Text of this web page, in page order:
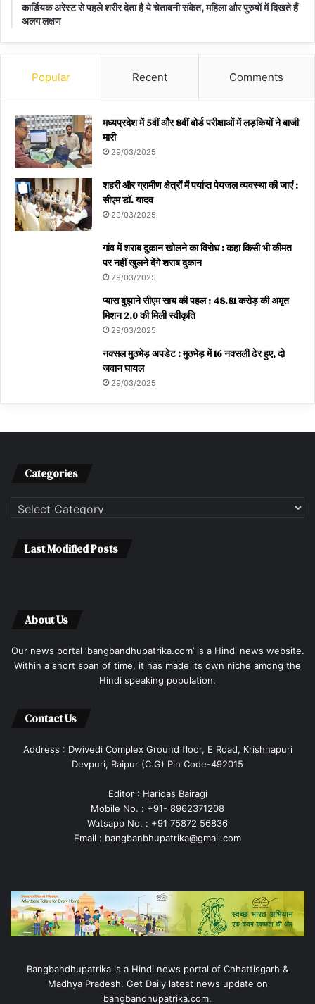
कार्डियक अरेस्ट से पहले शरीर देता है ये चेतावनी संकेत, महिला और पुरुषों में दिखते हैं
अलग लक्षण
Popular Recent Comments
मध्यप्रदेश में 5वीं और 8वीं बोर्ड परीक्षाओं में लड़कियों ने बाजी
मारी
29/03/2025
शहरी और ग्रामीण क्षेत्रों में पर्याप्त पेयजल व्यवस्था की जाएं :
सीएम डॉ. यादव
29/03/2025
गांव में शराब दुकान खोलने का विरोध : कहा किसी भी कीमत
पर नहीं खुलने देंगे शराब दुकान
29/03/2025
प्यास बुझाने सीएम साय की पहल : 48.81 करोड़ की अमृत
मिशन 2.0 की मिली स्वीकृति
29/03/2025
नक्सल मुठभेड़ अपडेट : मुठभेड़ में 16 नक्सली ढेर हुए, दो
जवान घायल
29/03/2025
Categories
Categories
Last Modified Posts
About Us
Our news portal ‘bangbandhupatrika.com’ is a Hindi news website.
Within a short span of time, it has made its own niche among the
Hindi speaking population.
Contact Us
Address : Dwivedi Complex Ground floor, E Road, Krishnapuri
Devpuri, Raipur (C.G) Pin Code-492015
Editor : Haridas Bairagi
Mobile No. : +91- 8962371208
Watsapp No. : +91 75872 56836
Email : bangbanbhupatrika@gmail.com
Bangbandhupatrika is a Hindi news portal of Chhattisgarh &
Madhya Pradesh. Get Daily latest news update on
bangbandhupatrika.com.